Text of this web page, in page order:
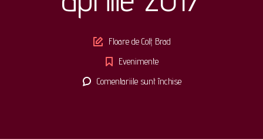
Author
Floare de Colț Brad
Evenimente
Comentariile sunt închisepentru